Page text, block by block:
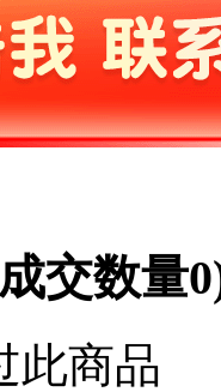
交数量0
此商品